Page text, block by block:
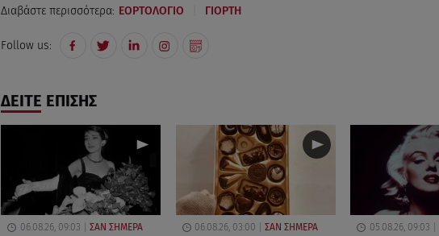
Διαβάστε περισσότερα: ΕΟΡΤΟΛΟΓΙΟ ΓΙΟΡΤΗ
Follow us:
ΔΕΙΤΕ ΕΠΙΣΗΣ
06.08.26, 09:03 ΣΑΝ ΣΗΜΕΡΑ 06.08.26, 03:00 ΣΑΝ ΣΗΜΕΡΑ 05.08.26, 09:03